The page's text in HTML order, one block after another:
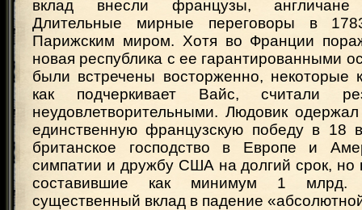
вклад внесли французы, англичане
Длительные мирные переговоры в
Парижским миром. Хотя во Франции
новая республика с ее гарантированными
были встречены восторженно, некоторые
как подчеркивает Вайс, считали
неудовлетворительными. Людовик
единственную французскую победу в 18
британское господство в Европе и
симпатии и дружбу США на долгий срок,
составившие как минимум 1 млрд.
существенный вклад в падение